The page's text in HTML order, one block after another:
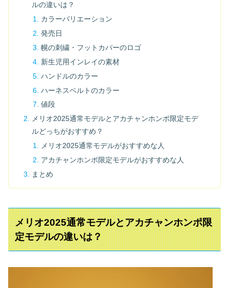
ルの違いは？
カラーバリエーション
発売日
幌の刺繍・フットカバーのロゴ
新生児用インレイの素材
ハンドルのカラー
ハーネスベルトのカラー
値段
メリオ2025通常モデルとアカチャンホンポ限定モデ
ルどっちがおすすめ？
メリオ2025通常モデルがおすすめな人
アカチャンホンポ限定モデルがおすすめな人
まとめ
メリオ2025通常モデルとアカチャンホンポ限
定モデルの違いは？